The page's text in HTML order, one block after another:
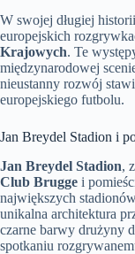
W swojej długiej
europejskich
Krajowych. Te
międzynarodowej
nieustanny rozwój
europejskiego futbolu.
Jan Breydel Stadion i
Jan Breydel Stadion,
Club Brugge i
największych
unikalna architektura
czarne barwy drużyny
spotkaniu